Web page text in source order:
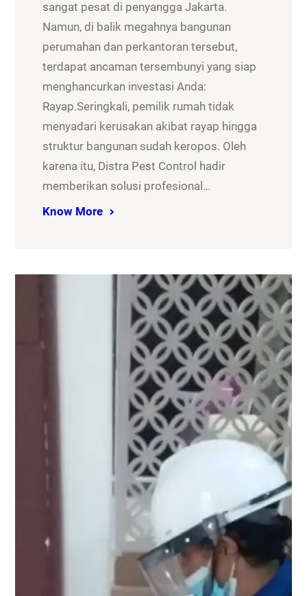
sangat pesat di penyangga Jakarta.
Namun, di balik megahnya bangunan
perumahan dan perkantoran tersebut,
terdapat ancaman tersembunyi yang siap
menghancurkan investasi Anda:
Rayap.Seringkali, pemilik rumah tidak
menyadari kerusakan akibat rayap hingga
struktur bangunan sudah keropos. Oleh
karena itu, Distra Pest Control hadir
memberikan solusi profesional…
Know More